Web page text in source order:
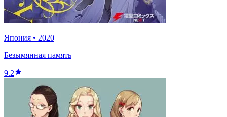
Япония • 2020
Безымянная память
9.2